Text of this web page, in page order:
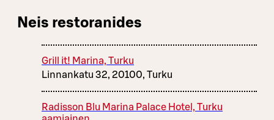
Neis restoranides
Grill it! Marina, Turku
Linnankatu 32, 20100, Turku
Radisson Blu Marina Palace Hotel, Turku